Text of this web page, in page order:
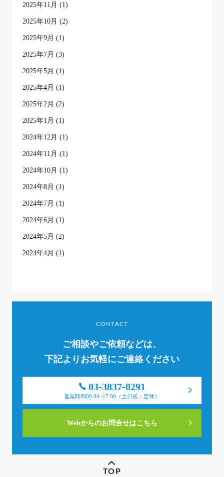
2025年11月 (1)
2025年10月 (2)
2025年9月 (1)
2025年7月 (3)
2025年5月 (1)
2025年4月 (1)
2025年2月 (2)
2025年1月 (1)
2024年12月 (1)
2024年11月 (1)
2024年10月 (1)
2024年8月 (1)
2024年7月 (1)
2024年6月 (1)
2024年5月 (2)
2024年4月 (1)
CONTACT
ご相談やご依頼などは、
下記よりお気軽にご連絡ください
03-3837-0291
営業時間08:00~17:00（土日祝：定休）
Webからのお問合せはこちら
TOP